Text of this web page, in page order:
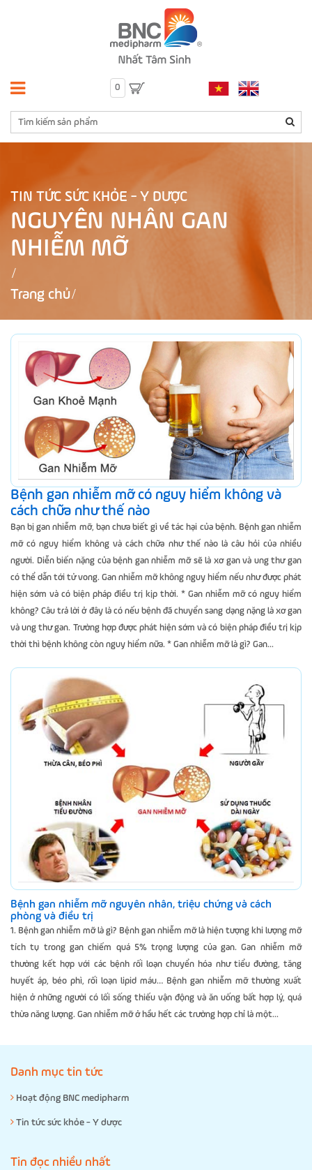
0
TIN TỨC SỨC KHỎE - Y DƯỢC
NGUYÊN NHÂN GAN
NHIỄM MỠ
Trang chủ
Bệnh gan nhiễm mỡ có nguy hiểm không và
cách chữa như thế nào
Bạn bị gan nhiễm mỡ, bạn chưa biết gì về tác hại của bệnh. Bệnh gan nhiễm
mỡ có nguy hiểm không và cách chữa như thế nào là câu hỏi của nhiều
người. Diễn biến nặng của bệnh gan nhiễm mỡ sẽ là xơ gan và ung thư gan
có thể dẫn tới tử vong. Gan nhiễm mỡ không nguy hiểm nếu như được phát
hiện sớm và có biện pháp điều trị kịp thời. * Gan nhiễm mỡ có nguy hiểm
không? Câu trả lời ở đây là có nếu bệnh đã chuyển sang dạng nặng là xơ gan
và ung thư gan. Trường hợp được phát hiện sớm và có biện pháp điều trị kịp
thời thì bệnh không còn nguy hiểm nữa. * Gan nhiễm mỡ là gì? Gan...
Bệnh gan nhiễm mỡ nguyên nhân, triệu chứng và cách
phòng và điều trị
1. Bệnh gan nhiễm mỡ là gì? Bệnh gan nhiễm mỡ là hiện tượng khi lượng mỡ
tích tụ trong gan chiếm quá 5% trọng lượng của gan. Gan nhiễm mỡ
thường kết hợp với các bệnh rối loạn chuyển hóa như tiểu đường, tăng
huyết áp, béo phì, rối loạn lipid máu… Bệnh gan nhiễm mỡ thường xuất
hiện ở những người có lối sống thiếu vận động và ăn uống bất hợp lý, quá
thừa năng lượng. Gan nhiễm mỡ ở hầu hết các trường hợp chỉ là một...
Danh mục tin tức
Hoạt động BNC medipharm
Tin tức sức khỏe - Y dược
Tin đọc nhiều nhất